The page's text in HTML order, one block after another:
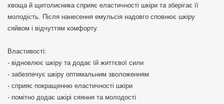
хвоща й щитолисника сприяє еластичності шкіри та зберігає її
молодість. Після нанесення емульсія надовго сповнює шкіру
сяйвом і відчуттям комфорту.
Властивості:
- відновлює шкіру та додає їй життєвої сили
- забезпечує шкіру оптимальним зволоженням
- сприяє покращенню еластичності шкіри
- помітно додає шкірі сяяння та молодості